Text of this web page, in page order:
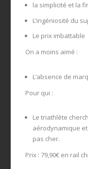
la simplicité et la
L’ingéniosité du
Le prix imbattable
On a moins aimé :
L’absence de
Pour qui :
Le triathlète
aérodynamique
pas cher.
Prix : 79,90€ en rail